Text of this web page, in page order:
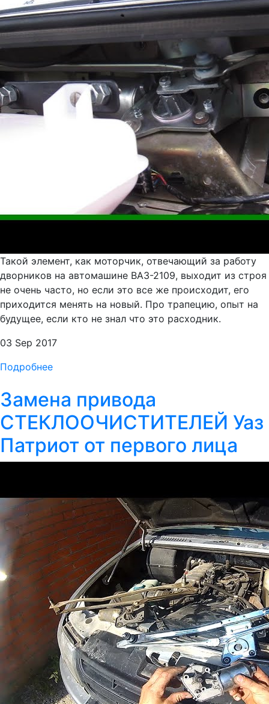
Такой элемент, как моторчик, отвечающий за работу
дворников на автомашине ВАЗ-2109, выходит из строя
не очень часто, но если это все же происходит, его
приходится менять на новый. Про трапецию, опыт на
будущее, если кто не знал что это расходник.
03 Sep 2017
Подробнее
Замена привода
СТЕКЛООЧИСТИТЕЛЕЙ Уаз
Патриот от первого лица